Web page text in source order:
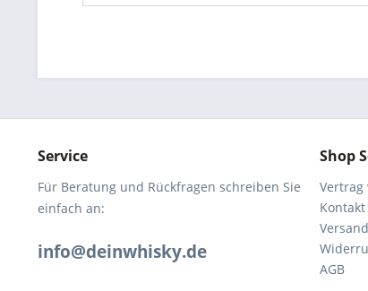
Service
Für Beratung und Rückfragen schreiben Sie
einfach an:
info@deinwhisky.de
Shop
Kontakt
AGB